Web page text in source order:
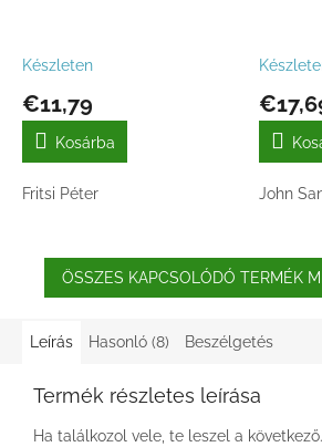
Készleten
€11,79
Kosárba
Fritsi Péter John
ÖSSZES KAPCSOLÓDÓ TERMÉK
Leírás Hasonló (8) Beszélgetés
Termék részletes leírása
Ha találkozol vele, te leszel a